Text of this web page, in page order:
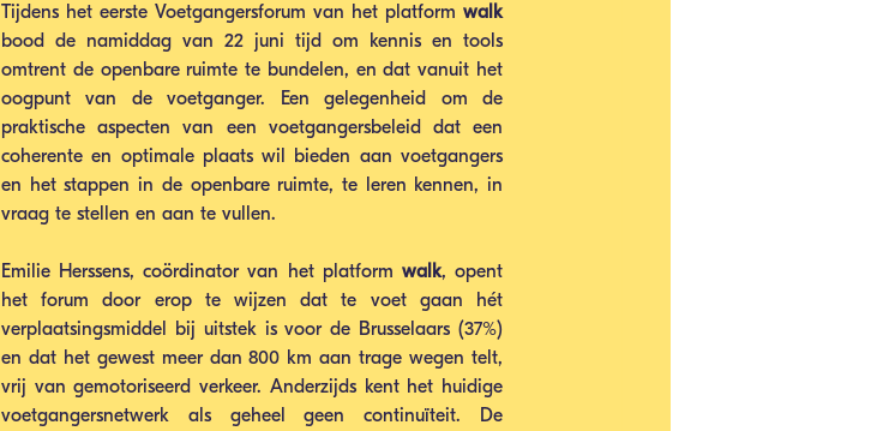
Tijdens het eerste Voetgangersforum van het platform walk
bood de namiddag van 22 juni tijd om kennis en tools
omtrent de openbare ruimte te bundelen, en dat vanuit het
oogpunt van de voetganger. Een gelegenheid om de
praktische aspecten van een voetgangersbeleid dat een
coherente en optimale plaats wil bieden aan voetgangers
en het stappen in de openbare ruimte, te leren kennen, in
vraag te stellen en aan te vullen.
Emilie Herssens, coördinator van het platform walk, opent
het forum door erop te wijzen dat te voet gaan hét
verplaatsingsmiddel bij uitstek is voor de Brusselaars (37%)
en dat het gewest meer dan 800 km aan trage wegen telt,
vrij van gemotoriseerd verkeer. Anderzijds kent het huidige
voetgangersnetwerk als geheel geen continuïteit. De